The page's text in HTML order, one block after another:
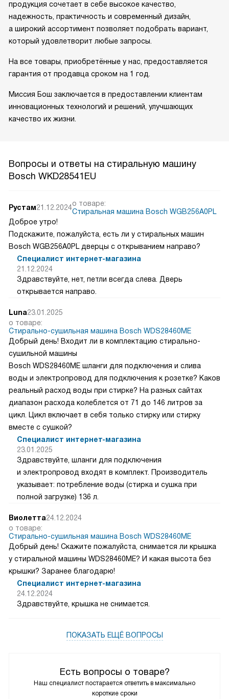
продукция сочетает в себе высокое качество,
надежность, практичность и современный дизайн,
а широкий ассортимент позволяет подобрать вариант,
который удовлетворит любые запросы.
На все товары, приобретённые у нас, предоставляется
гарантия от продавца сроком на 1 год.
Миссия Бош заключается в предоставлении клиентам
инновационных технологий и решений, улучшающих
качество их жизни.
Вопросы и ответы на стиральную машину
Bosch WKD28541EU
Есть вопросы о товаре?
Наш специалист постарается ответить в максимально
короткие сроки
Рустам21.12.2024о товаре:
Стиральная машина Bosch WGB256A0PL
Доброе утро!
Подскажите, пожалуйста, есть ли у стиральных машин
Bosch WGB256A0PL дверцы с открыванием направо?
Специалист интернет-магазина
21.12.2024
Здравствуйте, нет, петли всегда слева. Дверь
открывается направо.
Luna23.01.2025
о товаре:
Стирально-сушильная машина Bosch WDS28460ME
Добрый день! Входит ли в комплектацию стирально-
сушильной машины
Bosch WDS28460ME шланги для подключения и слива
воды и электропровод для подключения к розетке? Каков
реальный расход воды при стирке? На разных сайтах
диапазон расхода колеблется от 71 до 146 литров за
цикл. Цикл включает в себя только стирку или стирку
вместе с сушкой?
Специалист интернет-магазина
23.01.2025
Здравствуйте, шланги для подключения
и электропровод входят в комплект. Производитель
указывает: потребление воды (стирка и сушка при
полной загрузке) 136 л.
Виолетта24.12.2024
о товаре:
Стирально-сушильная машина Bosch WDS28460ME
Добрый день! Скажите пожалуйста, снимается ли крышка
у стиральной машины WDS28460ME? И какая высота без
крышки? Заранее благодарю!
Специалист интернет-магазина
24.12.2024
Здравствуйте, крышка не снимается.
ПОКАЗАТЬ ЕЩЁ ВОПРОСЫ